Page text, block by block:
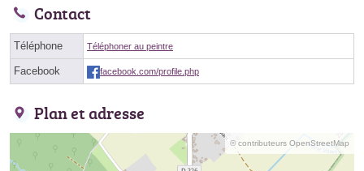
Contact
Téléphone Téléphoner au peintre
Facebook facebook.com/profile.php
Plan et adresse
© contributeurs OpenStreetMap